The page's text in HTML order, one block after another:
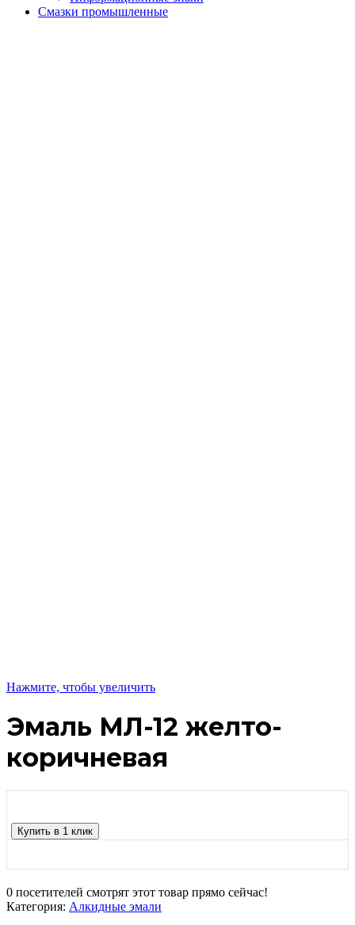
Смазки промышленные
Нажмите, чтобы увеличить
Эмаль МЛ-12 желто-
коричневая
Купить в 1 клик
0 посетителей смотрят этот товар прямо сейчас!
Категория: Алкидные эмали